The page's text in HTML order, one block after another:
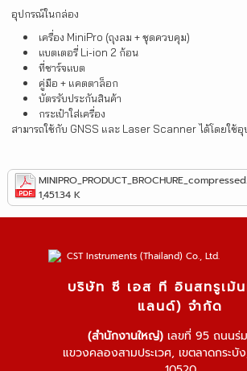
อุปกรณ์ในกล่อง
เครื่อง MiniPro (ถุงลม + ชุดควบคุม)
แบตเตอรี่ Li-ion 2 ก้อน
ที่ชาร์จแบต
คู่มือ + แคตตาล็อก
บัตรรับประกันสินค้า
กระเป๋าใส่เครื่อง
สามารถใช้กับ GNSS และ Laser Scanner ได้โดยใช้
1,451.34 K
บริษัท ซี เอส ที อินสทรูเม้
แลนด์) จำกัด
(สำนักงานใหญ่)เลขที่ 95 ถนนร่ม
แขวงคลองสามประเวศ, เขตลาดกระบั